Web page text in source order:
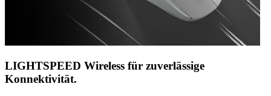
LIGHTSPEED Wireless für zuverlässige
Konnektivität.